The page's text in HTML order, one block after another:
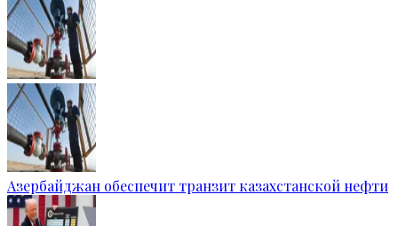
Азербайджан обеспечит транзит казахстанской нефти